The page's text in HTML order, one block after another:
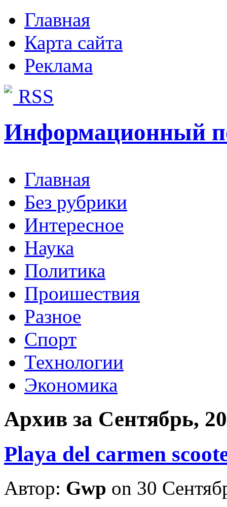
Главная
Карта сайта
Реклама
RSS
Информационный
Главная
Без рубрики
Интересное
Наука
Политика
Проишествия
Разное
Спорт
Технологии
Экономика
Архив за Сентябрь,
Playa del carmen
Автор: Gwp on 30